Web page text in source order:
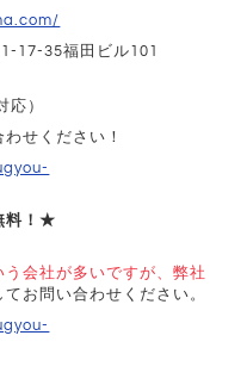
17-35福田ビル101
応）
せください！
料！★
会社が多いですが、弊社
てお問い合わせください。